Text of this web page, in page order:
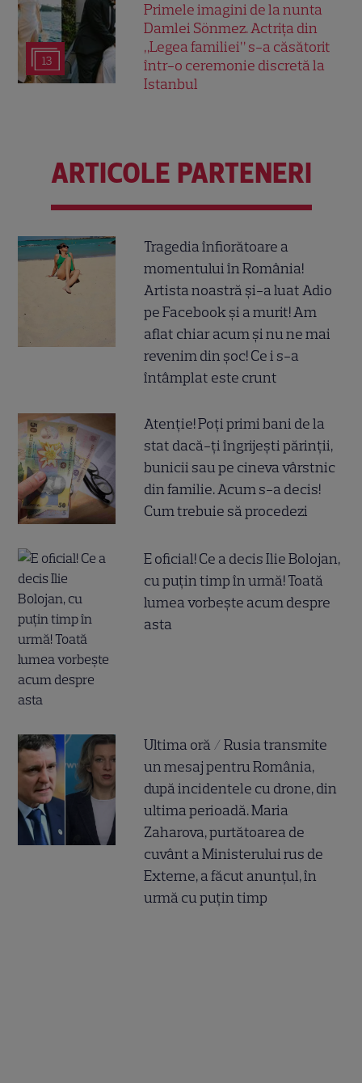
13
Primele imagini de la nunta
Damlei Sönmez. Actrița din
„Legea familiei” s-a căsătorit
într-o ceremonie discretă la
Istanbul
ARTICOLE PARTENERI
Tragedia înfiorătoare a
momentului în România!
Artista noastră și-a luat Adio
pe Facebook și a murit! Am
aflat chiar acum și nu ne mai
revenim din șoc! Ce i s-a
întâmplat este crunt
Atenție! Poți primi bani de la
stat dacă-ți îngrijești părinții,
bunicii sau pe cineva vârstnic
din familie. Acum s-a decis!
Cum trebuie să procedezi
E oficial! Ce a decis Ilie Bolojan,
cu puțin timp în urmă! Toată
lumea vorbește acum despre
asta
Ultima oră / Rusia transmite
un mesaj pentru România,
după incidentele cu drone, din
ultima perioadă. Maria
Zaharova, purtătoarea de
cuvânt a Ministerului rus de
Externe, a făcut anunțul, în
urmă cu puțin timp